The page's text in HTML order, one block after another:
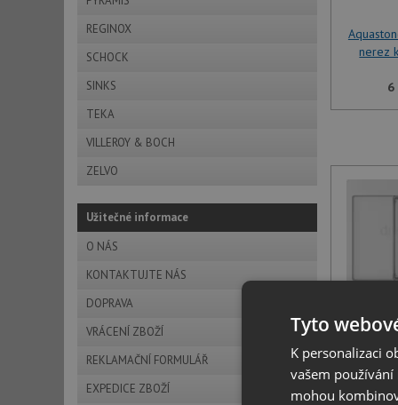
REGINOX
SCHOCK
SINKS
TEKA
VILLEROY & BOCH
ZELVO
Užitečné informace
O NÁS
KONTAKTUJTE NÁS
DOPRAVA
VRÁCENÍ ZBOŽÍ
REKLAMAČNÍ FORMULÁŘ
EXPEDICE ZBOŽÍ
nerez
6
nerez
6
Tyto
K personalizaci
vašem
mohou